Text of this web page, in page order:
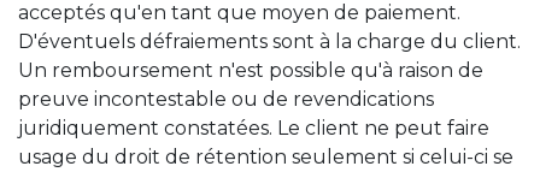
acceptés qu'en tant que moyen de paiement.
D'éventuels défraiements sont à la charge du client.
Un remboursement n'est possible qu'à raison de
preuve incontestable ou de revendications
juridiquement constatées. Le client ne peut faire
usage du droit de rétention seulement si celui-ci se